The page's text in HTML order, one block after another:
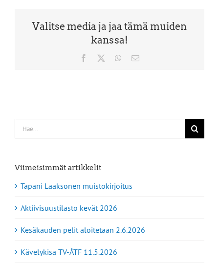
Valitse media ja jaa tämä muiden
kanssa!
Facebook WhatsAppSähköposti
Etsi
...
Viimeisimmät artikkelit
Tapani Laaksonen muistokirjoitus
Aktiivisuustilasto kevät 2026
Kesäkauden pelit aloitetaan 2.6.2026
Kävelykisa TV-ÅTF 11.5.2026